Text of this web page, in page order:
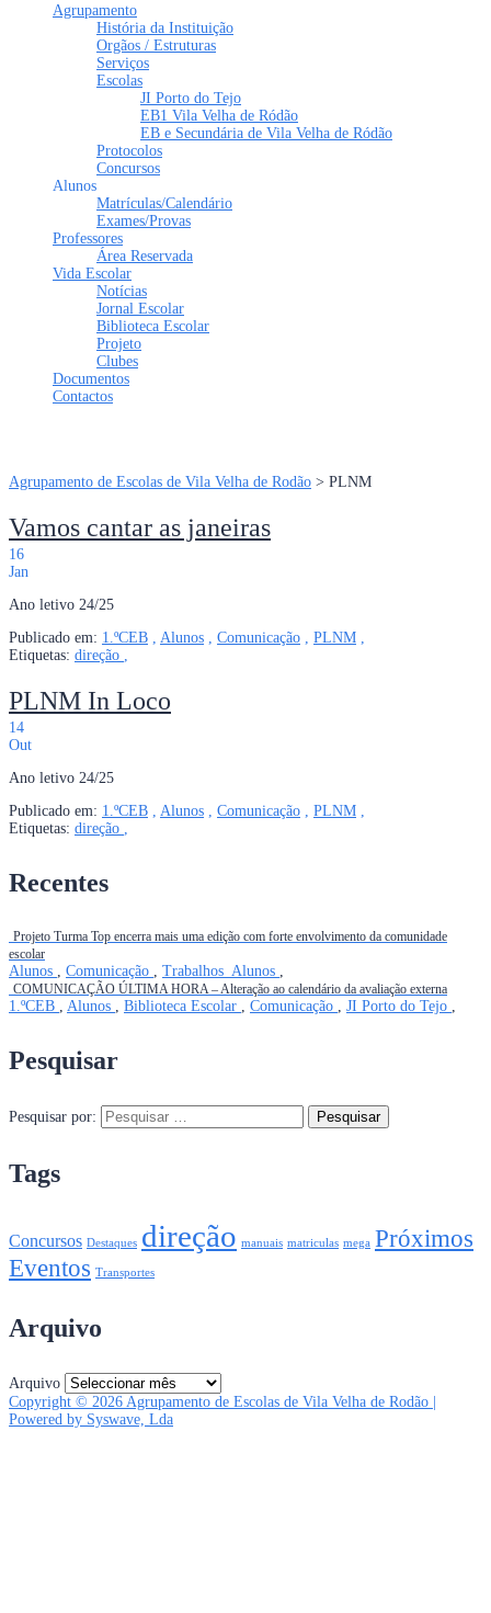
Agrupamento
História da Instituição
Orgãos / Estruturas
Serviços
Escolas
JI Porto do Tejo
EB1 Vila Velha de Ródão
EB e Secundária de Vila Velha de Ródão
Protocolos
Concursos
Alunos
Matrículas/Calendário
Exames/Provas
Professores
Área Reservada
Vida Escolar
Notícias
Jornal Escolar
Biblioteca Escolar
Projeto
Clubes
Documentos
Contactos
Agrupamento de Escolas de Vila Velha de Rodão > PLNM
Vamos cantar as janeiras
16
Jan
Ano letivo 24/25
Publicado em: 1.ºCEB Alunos Comunicação PLNM
Etiquetas: direção
PLNM In Loco
14
Out
Ano letivo 24/25
Publicado em: 1.ºCEB Alunos Comunicação PLNM
Etiquetas: direção
Recentes
Projeto Turma Top encerra mais uma edição com forte envolvimento da comunidade
escolar
Alunos Comunicação Trabalhos_Alunos
COMUNICAÇÃO ÚLTIMA HORA – Alteração ao calendário da avaliação externa
1.ºCEB Alunos Biblioteca Escolar Comunicação JI Porto do Tejo
Pesquisar
Pesquisar por:
Tags
Concursos Destaques direção manuais matriculas mega Próximos
Eventos Transportes
Arquivo
Arquivo
Copyright © 2026 Agrupamento de Escolas de Vila Velha de Rodão |
Powered by Syswave, Lda